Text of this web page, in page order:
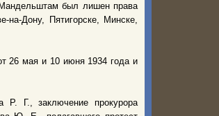
Мандельштам был лишен права
на-Дону, Пятигорске, Минске,
26 мая и 10 июня 1934 года и
Р. Г., заключение прокурора